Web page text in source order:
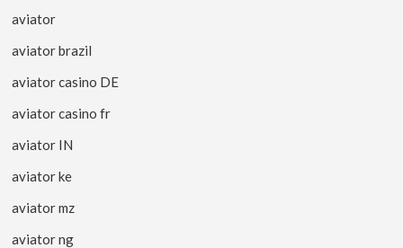
aviator
aviator brazil
aviator casino DE
aviator casino fr
aviator IN
aviator ke
aviator mz
aviator ng